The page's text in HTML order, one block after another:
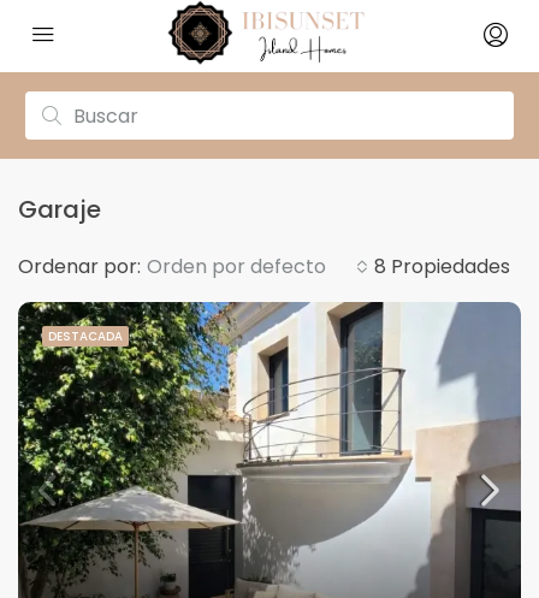
Garaje
8 Propiedades
Ordenar por: Orden por defecto
DESTACADA